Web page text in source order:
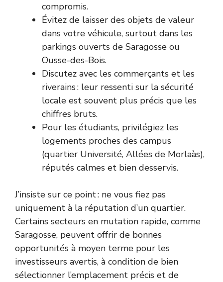
compromis.
Évitez de laisser des objets de valeur
dans votre véhicule, surtout dans les
parkings ouverts de Saragosse ou
Ousse-des-Bois.
Discutez avec les commerçants et les
riverains : leur ressenti sur la sécurité
locale est souvent plus précis que les
chiffres bruts.
Pour les étudiants, privilégiez les
logements proches des campus
(quartier Université, Allées de Morlaàs),
réputés calmes et bien desservis.
J’insiste sur ce point : ne vous fiez pas
uniquement à la réputation d’un quartier.
Certains secteurs en mutation rapide, comme
Saragosse, peuvent offrir de bonnes
opportunités à moyen terme pour les
investisseurs avertis, à condition de bien
sélectionner l’emplacement précis et de